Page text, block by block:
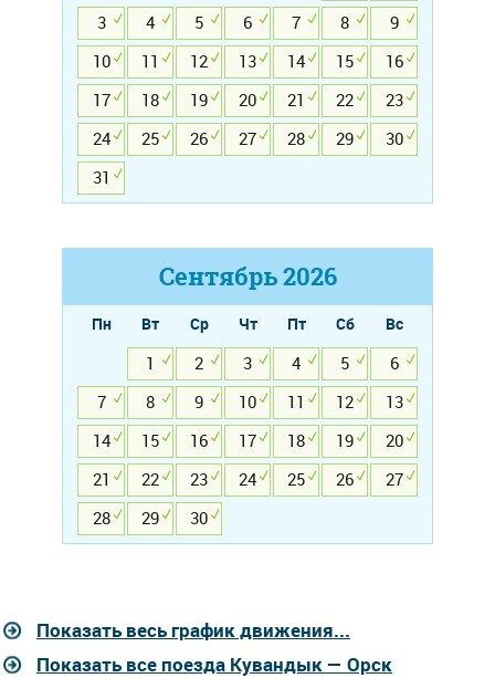
3
4 5 6 7 8
9
10
11 12 13 14 15
16
17
18 19 20 21 22
23
24
25 26 27 28 29
30
31
Сентябрь2026
Пн Вт Ср Чт Пт Сб
Вс
1
2 3 4 5
6
7
8 9 10 11 12
13
14
15 16 17 18 19
20
21
22 23 24 25 26
27
28
29 30
Показать весь график движения...
Показать все поезда Кувандык — Орск